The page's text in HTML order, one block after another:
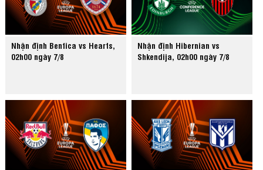
Nhận định Benfica vs Hearts,
02h00 ngày 7/8
Nhận định Hibernian vs
Shkendija, 02h00 ngày 7/8